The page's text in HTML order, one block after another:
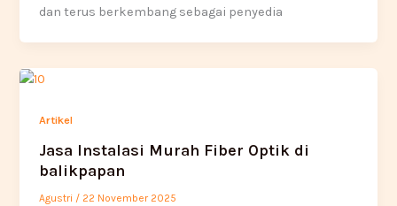
dan terus berkembang sebagai penyedia
Artikel
Jasa Instalasi Murah Fiber Optik di
balikpapan
Agustri / 22 November 2025